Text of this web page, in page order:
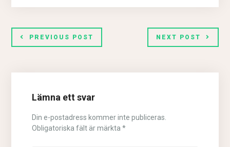
PREVIOUS POST NEXT POST
Lämna ett svar
Din e-postadress kommer inte publiceras.
Obligatoriska fält är märkta*